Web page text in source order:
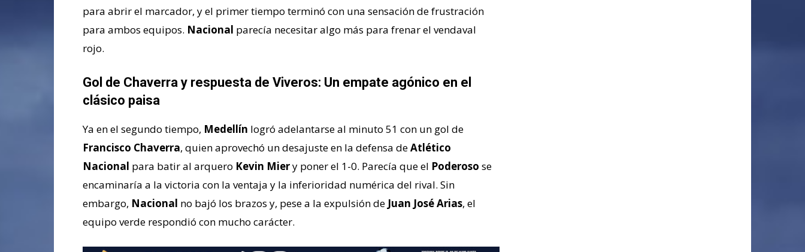
para abrir el marcador, y el primer tiempo terminó con una sensación de frustración
para ambos equipos. Nacional parecía necesitar algo más para frenar el vendaval
rojo.
Gol de Chaverra y respuesta de Viveros: Un empate agónico en el
clásico paisa
Ya en el segundo tiempo, Medellín logró adelantarse al minuto 51 con un gol de
Francisco Chaverra, quien aprovechó un desajuste en la defensa deAtlético
Nacional para batir al arquero Kevin Miery poner el 1-0. Parecía que el Poderoso se
encaminaría a la victoria con la ventaja y la inferioridad numérica del rival. Sin
embargo, Nacional no bajó los brazos y, pese a la expulsión de Juan José Arias, el
equipo verde respondió con mucho carácter.